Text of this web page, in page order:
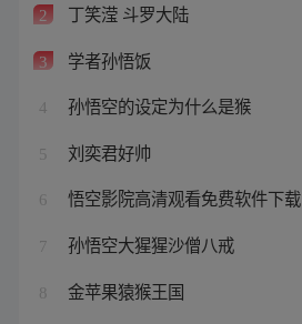
2 丁笑滢 斗罗大陆
3 学者孙悟饭
4 孙悟空的设定为什么是猴
5 刘奕君好帅
6 悟空影院高清观看免费软件下载
7 孙悟空大猩猩沙僧八戒
8 金苹果猿猴王国